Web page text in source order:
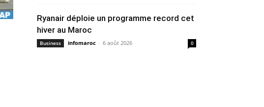
Ryanair déploie un programme record cet
hiver au Maroc
Business infomaroc - 6 août 2026 0